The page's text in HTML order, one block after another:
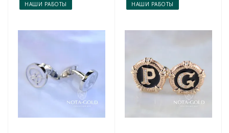
НАШИ РАБОТЫ НАШИ РАБОТЫ